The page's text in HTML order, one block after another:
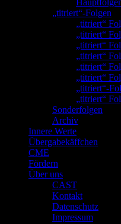
„titriert“-Folgen
„titriert“
„titriert“
„titriert“
„titriert“
„titriert“
„titriert“
„titriert“-
„titriert“
Sonderfolgen
Archiv
Innere Werte
Übergabekäffchen
CME
Fördern
Über uns
CAST
Kontakt
Datenschutz
Impressum